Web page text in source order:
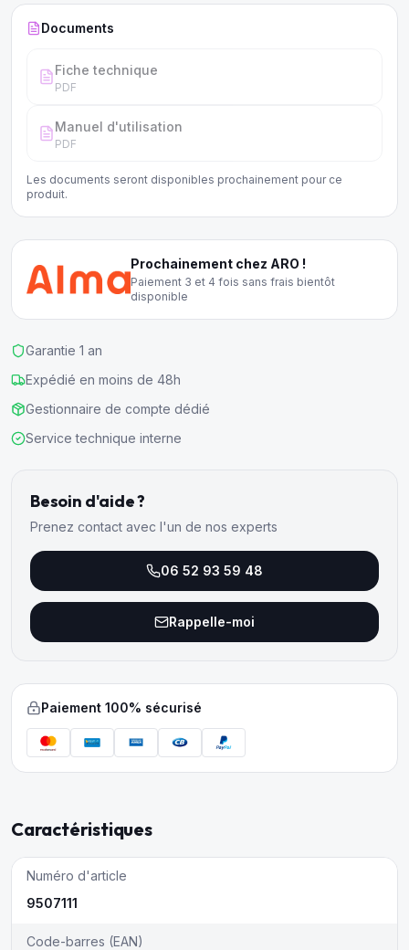
Documents
Fiche technique
PDF
Manuel d'utilisation
PDF
Les documents seront disponibles prochainement pour ce
produit.
Prochainement chez ARO !
Paiement 3 et 4 fois sans frais bientôt
disponible
Garantie 1 an
Expédié en moins de 48h
Gestionnaire de compte dédié
Service technique interne
Besoin d'aide ?
Prenez contact avec l'un de nos experts
06 52 93 59 48
Rappelle-moi
Paiement 100% sécurisé
Caractéristiques
Numéro d'article
9507111
Code-barres (EAN)